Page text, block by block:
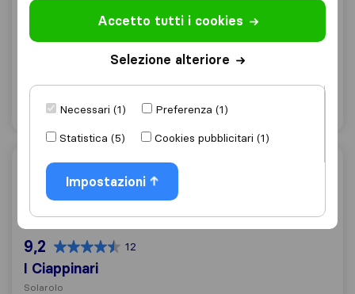
76
Coop 2000 - Traslochi E Facchinaggio
Chiedi preventivo Dettagli
I Ciappinari
9,2 12
I Ciappinari
Solarolo
Accetto tutti i cookies
Selezione alteriore
Necessari (1)
Preferenza (1)
Statistica (5)
Cookies pubblicitari (1)
Impostazioni